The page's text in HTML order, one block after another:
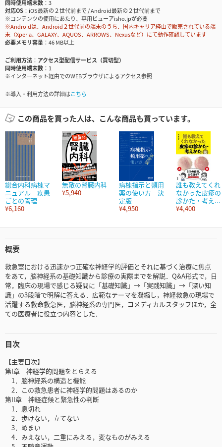
同時使用端末数
3
対応OS
iOS最新の２世代前まで / Android最新の２世代前まで
※コンテンツの使用にあたり、専用ビューアisho.jpが必要
※Androidは、Android２世代前の端末のうち、国内キャリア経由で販売されている端
末（Xperia、GALAXY、AQUOS、ARROWS、Nexusなど）にて動作確認しています
必要メモリ容量
46 MB以上
ご利用方法
アクセス型配信サービス（買切型）
同時使用端末数
1
※インターネット経由でのWEBブラウザによるアクセス参照
※導入・利用方法の詳細はこちら
この商品を買った人は、こんな商品も買っています。
総合内科病棟マ
ニュアル 疾患
ごとの管理
¥6,160
無敵の腎臓内科
¥5,940
病棟指示と頻用
薬の使い方 決
定版
¥4,950
誰も教えてくれ
なかった皮疹の
診かた・考え...
¥4,400
概要
救急室における迅速かつ正確な神経学的評価とそれに基づく治療に焦点
をあて，脳神経系の基礎知識から診療の実際までを解説．Q&A形式で，日
常，臨床の現場で感じる疑問に「基礎知識」→「実践知識」→「深い知
識」の3段階で明解に答える．広範なテーマを凝縮し，神経救急の現場で
活躍する救命救急医，脳神経系の専門医，コメディカルスタッフほか，全
ての医療者に役立つ内容とした．
目次
【主要目次】
第I章 神経学的問題をとらえる
1．脳神経系の構造と機能
2．この救急患者に神経学的問題はあるのか
第II章 神経症候と緊急性の判断
1．息切れ
2．歩けない，立てない
3．めまい
4．みえない，二重にみえる，変なものがみえる